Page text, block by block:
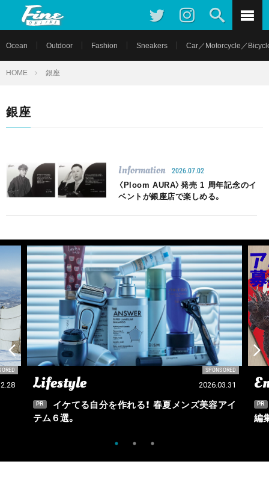
Ocean Outdoor Fashion Sneakers Car／Motorcycle／
HOME 銀座
銀座
Information 2026.07.02
〈Ploom AURA〉発売 1 周年記念のイ
ベントが銀座店で楽しめる。
SPONSORED
Lifestyle 2026.03.31
PR
イケてる自分を作れる！ 春夏メンズ美容アイ
テム６選。
PR
編